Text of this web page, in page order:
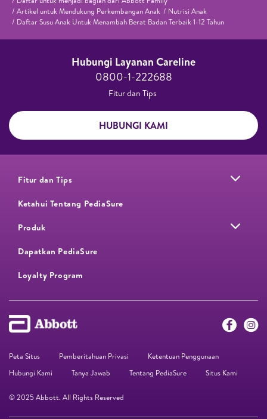
Artikel untuk Mendukung Perkembangan Anak
Nutrisi Anak
Daftar Susu Anak Untuk Menambah Berat Badan Terbaik 1-12 Tahun
Hubungi Layanan Careline​
0800-1-222688​
Fitur dan Tips ​
HUBUNGI KAMI
Fitur dan Tips
Ketahui Tentang PediaSure
Produk
Dapatkan PediaSure
Loyalty Program​
Peta Situs Pemberitahuan Privasi
Ketentuan Penggunaan
Hubungi Kami
Tanya Jawab Tentang PediaSure Situs Kami
© 2025 Abbott. All Rights Reserved